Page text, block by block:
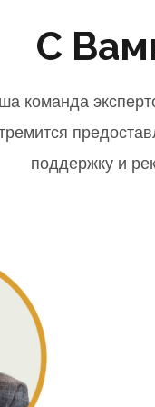
С
команда
поддержку и